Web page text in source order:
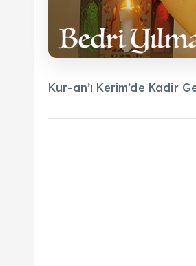
Kur-an’ı Kerim’de Kadir